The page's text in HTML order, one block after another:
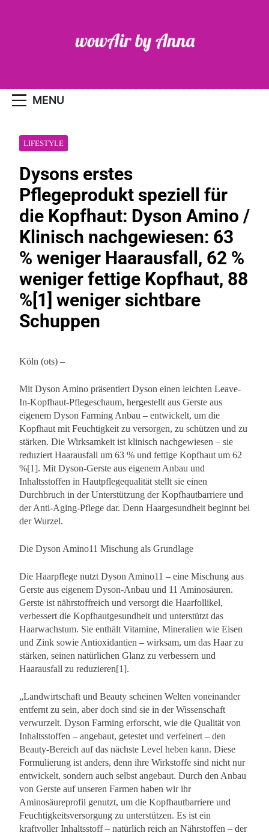
MENU
LIFESTYLE
Dysons erstes
Pflegeprodukt speziell für
die Kopfhaut: Dyson Amino /
Klinisch nachgewiesen: 63
% weniger Haarausfall, 62 %
weniger fettige Kopfhaut, 88
%[1] weniger sichtbare
Schuppen
Köln (ots) –
Mit Dyson Amino präsentiert Dyson einen leichten Leave-
In-Kopfhaut-Pflegeschaum, hergestellt aus Gerste aus
eigenem Dyson Farming Anbau – entwickelt, um die
Kopfhaut mit Feuchtigkeit zu versorgen, zu schützen und zu
stärken. Die Wirksamkeit ist klinisch nachgewiesen – sie
reduziert Haarausfall um 63 % und fettige Kopfhaut um 62
%[1]. Mit Dyson-Gerste aus eigenem Anbau und
Inhaltsstoffen in Hautpflegequalität stellt sie einen
Durchbruch in der Unterstützung der Kopfhautbarriere und
der Anti-Aging-Pflege dar. Denn Haargesundheit beginnt bei
der Wurzel.
Die Dyson Amino11 Mischung als Grundlage
Die Haarpflege nutzt Dyson Amino11 – eine Mischung aus
Gerste aus eigenem Dyson-Anbau und 11 Aminosäuren.
Gerste ist nährstoffreich und versorgt die Haarfollikel,
verbessert die Kopfhautgesundheit und unterstützt das
Haarwachstum. Sie enthält Vitamine, Mineralien wie Eisen
und Zink sowie Antioxidantien – wirksam, um das Haar zu
stärken, seinen natürlichen Glanz zu verbessern und
Haarausfall zu reduzieren[1].
„Landwirtschaft und Beauty scheinen Welten voneinander
entfernt zu sein, aber doch sind sie in der Wissenschaft
verwurzelt. Dyson Farming erforscht, wie die Qualität von
Inhaltsstoffen – angebaut, getestet und verfeinert – den
Beauty-Bereich auf das nächste Level heben kann. Diese
Formulierung ist anders, denn ihre Wirkstoffe sind nicht nur
entwickelt, sondern auch selbst angebaut. Durch den Anbau
von Gerste auf unseren Farmen haben wir ihr
Aminosäureprofil genutzt, um die Kopfhautbarriere und
Feuchtigkeitsversorgung zu unterstützen. Es ist ein
kraftvoller Inhaltsstoff – natürlich reich an Nährstoffen – der